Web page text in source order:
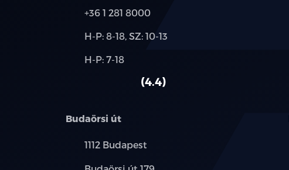
Telefon:
+36 1 281 8000
Új-
használt
H-P: 8-18, SZ: 10-13
Alkatrész,
H-P: 7-18
4.4
Budaörsi út
Település:
1112 Budapest
Cím: